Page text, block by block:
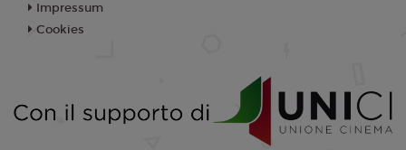
Impressum
Cookies